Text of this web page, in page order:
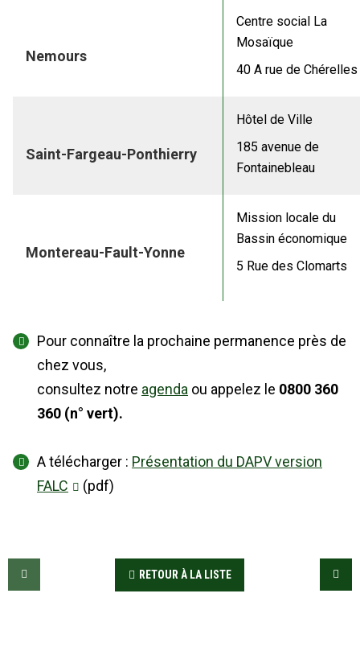
Nemours
Centre social La
Mosaïque
40 A rue de Chérelles
Saint-Fargeau-Ponthierry
Hôtel de Ville
185 avenue de
Fontainebleau
Montereau-Fault-Yonne
Mission locale du
Bassin économique
5 Rue des Clomarts
Pour connaître la prochaine permanence près de
chez vous,
consultez notre agenda ou appelez le 0800 360
360 (n° vert).
A télécharger : Présentation du DAPV version
FALC
(pdf)
RETOUR À LA LISTE